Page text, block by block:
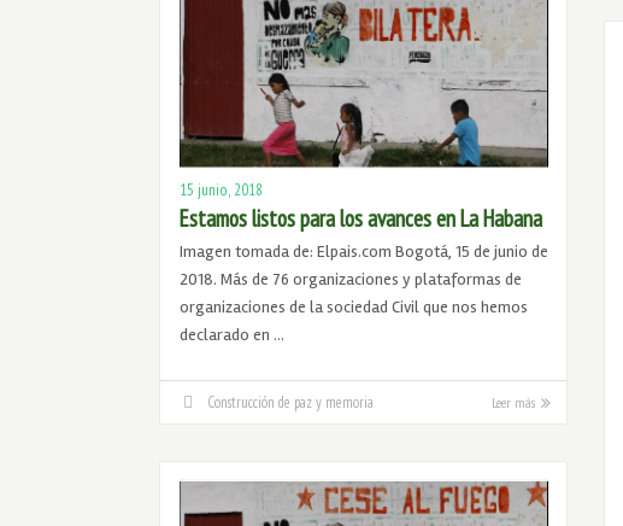
15 junio, 2018
Estamos listos para los avances en La Habana
Imagen tomada de: Elpais.com Bogotá, 15 de junio de
2018. Más de 76 organizaciones y plataformas de
organizaciones de la sociedad Civil que nos hemos
declarado en …
Construcción de paz y memoria Leer más